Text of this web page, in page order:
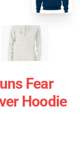
Fear
Hoodie